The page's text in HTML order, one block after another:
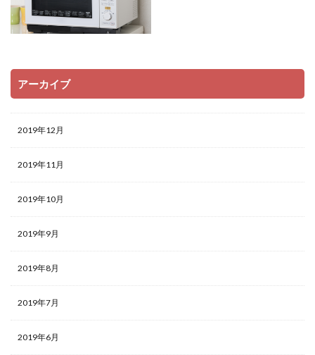
アーカイブ
2019年12月
2019年11月
2019年10月
2019年9月
2019年8月
2019年7月
2019年6月